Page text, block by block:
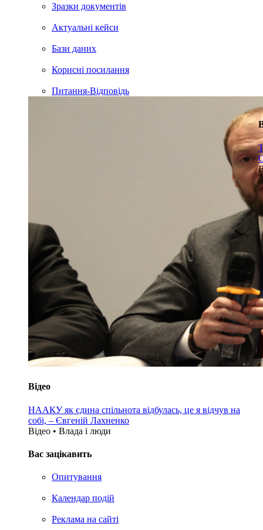
Зразки документів
Актуальні кейси
Бази даних
Корисні посилання
Питання-Відповідь
Відео
НААКУ як єдина спільнота відбулась, це я відчув на
собі, – Євгеній Лахненко
Відео • Влада i люди
Вас зацікавить
Опитування
Календар подій
Реклама на сайтi